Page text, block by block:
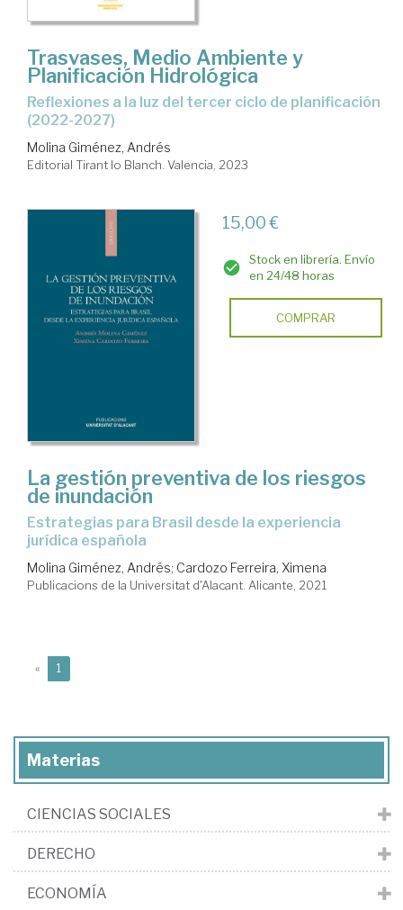
Trasvases, Medio Ambiente y
Planificación Hidrológica
Reflexiones a la luz del tercer ciclo de planificación
(2022-2027)
Molina Giménez, Andrés
Editorial Tirant lo Blanch. Valencia, 2023
15,00 €
Stock en librería. Envío
en 24/48 horas
COMPRAR
La gestión preventiva de los riesgos
de inundación
estrategias para Brasil desde la experiencia
jurídica española
Molina Giménez, Andrés; Cardozo Ferreira, Ximena
Publicacions de la Universitat d'Alacant. Alicante, 2021
« 1
Materias
CIENCIAS SOCIALES
DERECHO
ECONOMÍA